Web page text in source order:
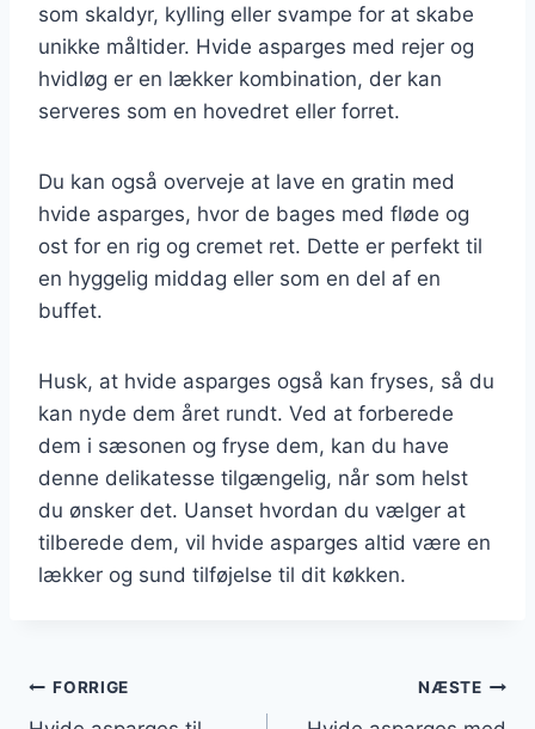
som skaldyr, kylling eller svampe for at skabe
unikke måltider. Hvide asparges med rejer og
hvidløg er en lækker kombination, der kan
serveres som en hovedret eller forret.
Du kan også overveje at lave en gratin med
hvide asparges, hvor de bages med fløde og
ost for en rig og cremet ret. Dette er perfekt til
en hyggelig middag eller som en del af en
buffet.
Husk, at hvide asparges også kan fryses, så du
kan nyde dem året rundt. Ved at forberede
dem i sæsonen og fryse dem, kan du have
denne delikatesse tilgængelig, når som helst
du ønsker det. Uanset hvordan du vælger at
tilberede dem, vil hvide asparges altid være en
lækker og sund tilføjelse til dit køkken.
Indlægsnavigation
FORRIGE NÆSTE